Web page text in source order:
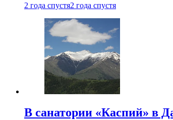
2 года спустя2 года спустя
В санатории «Каспий» в